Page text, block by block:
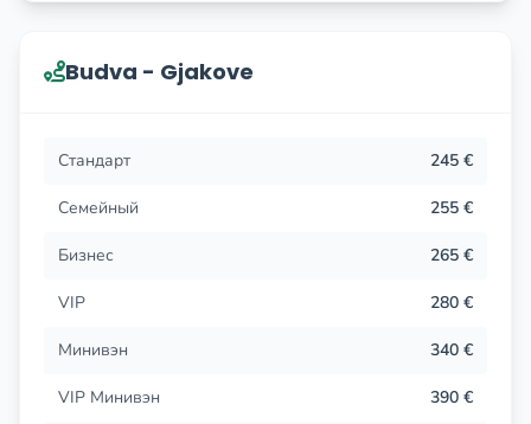
Budva - Gjakove
Стандарт 245 €
Семейный 255 €
Бизнес 265 €
VIP 280 €
Минивэн 340 €
VIP Минивэн 390 €